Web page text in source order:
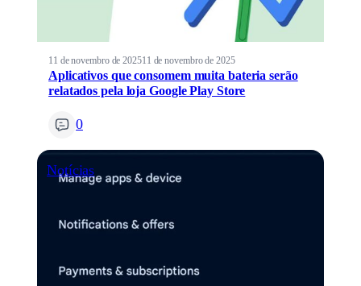
11 de novembro de 202511 de novembro de 2025
Aplicativos que consomem muita bateria serão
relatados pela loja Google Play Store
0
Notícias